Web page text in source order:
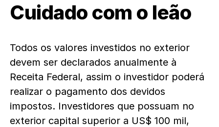
Cuidado com o leão
Todos os valores investidos no exterior
devem ser declarados anualmente à
Receita Federal, assim o investidor poderá
realizar o pagamento dos devidos
impostos. Investidores que possuam no
exterior capital superior a US$ 100 mil,